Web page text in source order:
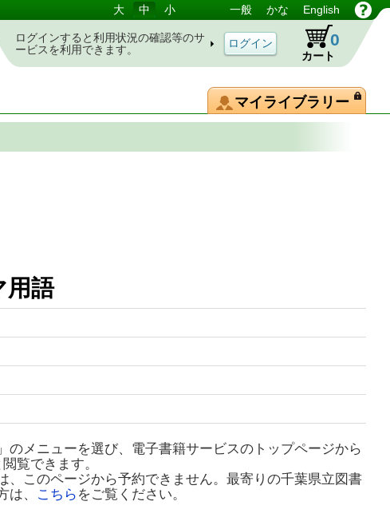
大 中 小 一般 かな English
ログインすると利用状況の確認等のサ
ービスを利用できます。
カート
0
マイライブラリー
用語
メニューを選び、電子書籍サービスのトップページから
覧できます。
このページから予約できません。最寄りの千葉県立図書
、
こちら をご覧ください。